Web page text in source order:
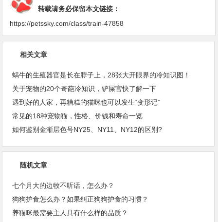
转载请务必保留本文链接：
https://petssky.com/class/train-47858
相关文章
蜗牛的生殖器官是长在脖子上，28张大开眼界的冷知识图！
关于宠物的20个奇葩冷知识，铲屎官快了解一下
遇到好的人家，再糟糕的猫咪也可以发生“变形记”
常见的18种宠物猫，性格、价钱和寿命一览
如何鉴别金渐层色号NY25、NY11、NY12的区别?
随机文章
七个月大的边牧不听话，怎么办？
狗狗护食怎么办？如果纠正狗狗护食的习惯？
养猫咪最需要主人具有什么样的品质？